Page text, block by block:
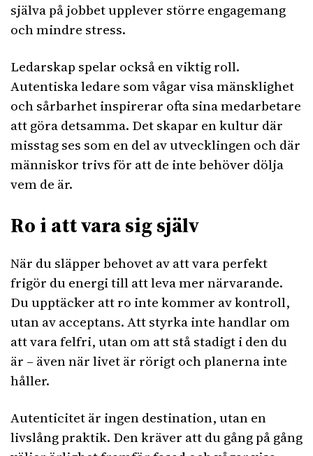
själva på jobbet upplever större engagemang
och mindre stress.
Ledarskap spelar också en viktig roll.
Autentiska ledare som vågar visa mänsklighet
och sårbarhet inspirerar ofta sina medarbetare
att göra detsamma. Det skapar en kultur där
misstag ses som en del av utvecklingen och där
människor trivs för att de inte behöver dölja
vem de är.
Ro i att vara sig själv
När du släpper behovet av att vara perfekt
frigör du energi till att leva mer närvarande.
Du upptäcker att ro inte kommer av kontroll,
utan av acceptans. Att styrka inte handlar om
att vara felfri, utan om att stå stadigt i den du
är – även när livet är rörigt och planerna inte
håller.
Autenticitet är ingen destination, utan en
livslång praktik. Den kräver att du gång på gång